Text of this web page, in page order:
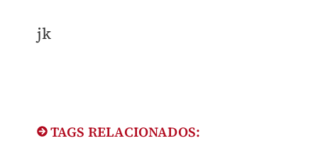
jk
TAGS RELACIONADOS: